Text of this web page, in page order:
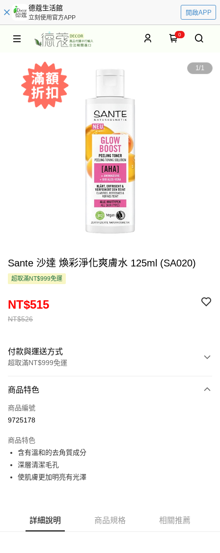
德蔻生活館
立刻使用官方APP
開啟APP
0
1/1
Sante 沙達 煥彩淨化爽膚水 125ml (SA020)
超取滿NT$999免運
NT$526
NT$515
付款與運送方式
超取滿NT$999免運
信用卡一次付款
超商取貨付款
Apple Pay
街口支付
ATM付款
商品特色
商品編號
9725178
商品特色
含有溫和的去角質成分
深層清潔毛孔
使肌膚更加明亮有光澤
詳細說明 商品規格 相關推薦